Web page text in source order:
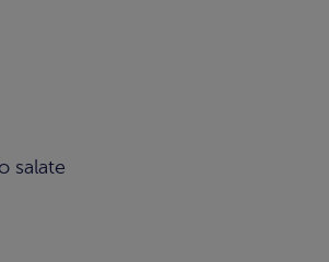
salate